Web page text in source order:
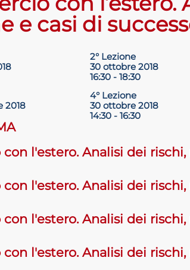
e casi di
2° Lezione
30 ottobre 2018
16:30 - 18:30
2018
4° Lezione
30 ottobre 2018
14:30 - 16:30
l'estero. Analisi dei
l'estero. Analisi dei
l'estero. Analisi dei
l'estero. Analisi dei